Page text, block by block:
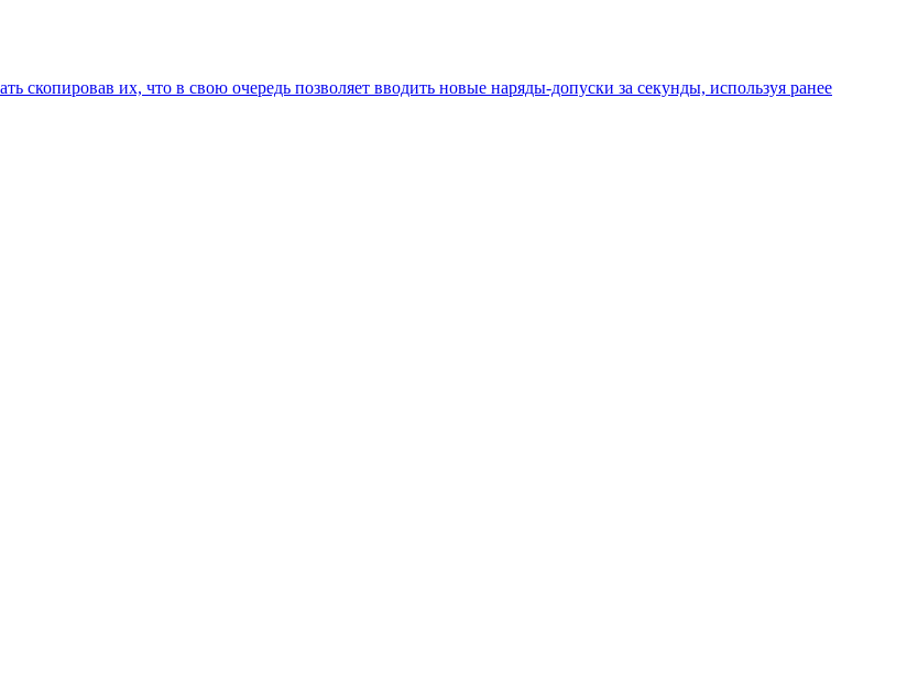
их, что в свою очередь позволяет вводить новые наряды-допуски за секунды, используя ранее